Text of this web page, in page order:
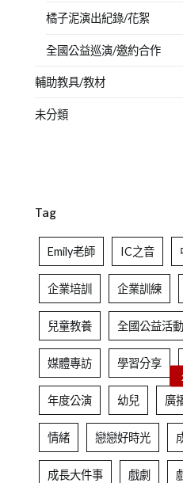
橘子泥演出紀錄/花絮
全國公益巡演/邀約合作
輔助教具/教材
未分類
Tag
Emily老師 IC之音
企業培訓 企業訓練
兒童教養 全國公益活動
媒體專訪 學習分享
年度公演 幼兒 廣
情緒 戀戀好時光
成長大件事 戲劇